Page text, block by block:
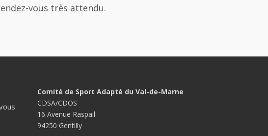
vous très attendu.
Comité de Sport Adapté du Val-de-Marne
CDSA/CDOS
16 Avenue Raspail
94250 Gentilly